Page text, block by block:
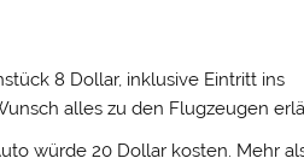
8 Dollar, inklusive Eintritt ins
alles zu den Flugzeugen
würde 20 Dollar kosten. Mehr